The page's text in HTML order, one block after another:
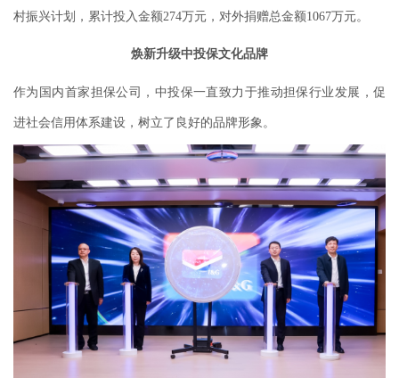
村振兴计划，累计投入金额274万元，对外捐赠总金额1067万元。
焕新升级中投保文化品牌
作为国内首家担保公司，中投保一直致力于推动担保行业发展，促
进社会信用体系建设，树立了良好的品牌形象。